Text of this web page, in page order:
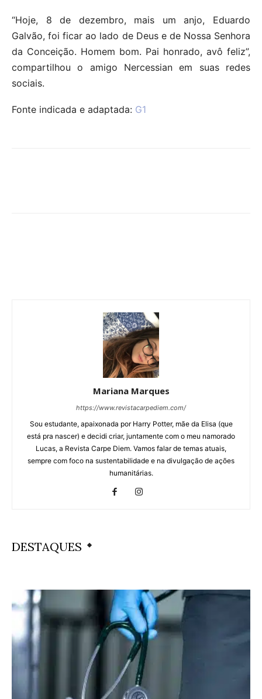
“Hoje, 8 de dezembro, mais um anjo, Eduardo
Galvão, foi ficar ao lado de Deus e de Nossa Senhora
da Conceição. Homem bom. Pai honrado, avô feliz”,
compartilhou o amigo Nercessian em suas redes
sociais.
Fonte indicada e adaptada: G1
Mariana Marques
https://www.revistacarpediem.com/
Sou estudante, apaixonada por Harry Potter, mãe da Elisa (que
está pra nascer) e decidi criar, juntamente com o meu namorado
Lucas, a Revista Carpe Diem. Vamos falar de temas atuais,
sempre com foco na sustentabilidade e na divulgação de ações
humanitárias.
DESTAQUES